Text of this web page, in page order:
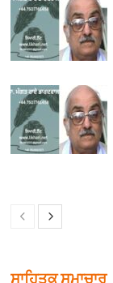
ਸਾਹਿਤਕ ਸਮਾਚਾਰ